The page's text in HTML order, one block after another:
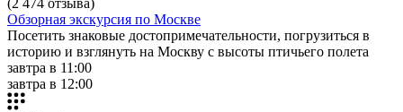
Обзорная экскурсия по Москве
Посетить знаковые достопримечательности, погрузиться в
историю и взглянуть на Москву с высоты птичьего полета
завтра в 11:00
завтра в 12:00